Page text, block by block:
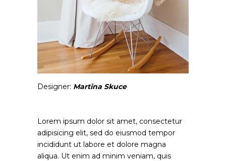
Designer: Martina Skuce
Lorem ipsum dolor sit amet, consectetur
adipisicing elit, sed do eiusmod tempor
incididunt ut labore et dolore magna
aliqua. Ut enim ad minim veniam, quis